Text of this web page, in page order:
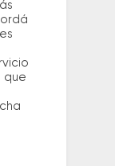
que